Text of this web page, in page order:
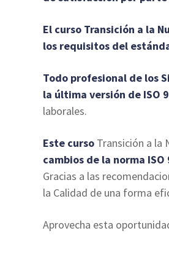
El curso Transición a la
los requisitos del
Todo profesional de los
la última versión de ISO
laborales.
Este curso Transición a la
cambios de la norma
Gracias a las
la Calidad de una forma
Aprovecha esta